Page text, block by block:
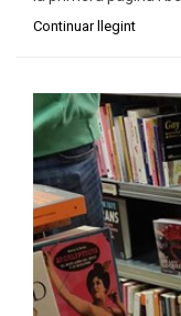
Continuar llegint